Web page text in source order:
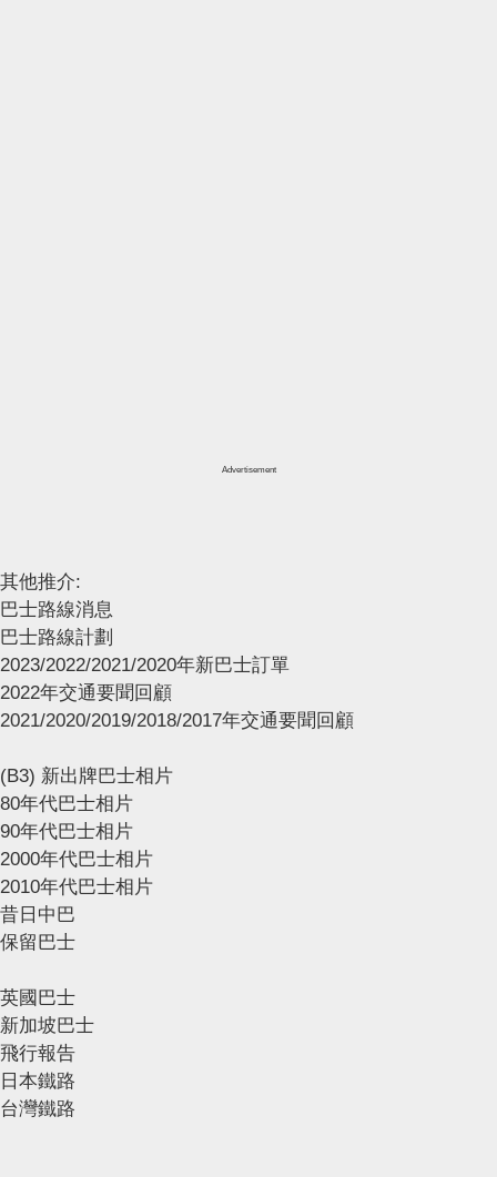
Advertisement
其他推介:
巴士路線消息
巴士路線計劃
2023/2022/2021/2020年新巴士訂單
2022年交通要聞回顧
2021/2020/2019/2018/2017年交通要聞回顧
(B3) 新出牌巴士相片
80年代巴士相片
90年代巴士相片
2000年代巴士相片
2010年代巴士相片
昔日中巴
保留巴士
英國巴士
新加坡巴士
飛行報告
日本鐵路
台灣鐵路